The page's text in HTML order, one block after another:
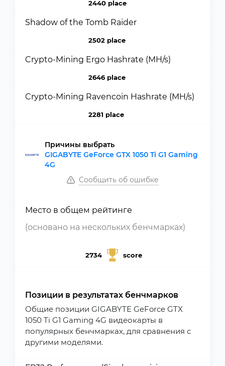
2440 place
Shadow of the Tomb Raider
2502 place
Crypto-Mining Ergo Hashrate (MH/s)
2646 place
Crypto-Mining Ravencoin Hashrate (MH/s)
2281 place
Причины выбрать
GIGABYTE GeForce GTX 1050 Ti G1 Gaming
4G
Сообщить об ошибке
Место в общем рейтинге
(основано на нескольких бенчмарках)
2734 score
Позиции в результатах бенчмарков
Общие позиции GIGABYTE GeForce GTX
1050 Ti G1 Gaming 4G видеокарты в
популярных бенчмарках, для сравнения с
другими моделями.